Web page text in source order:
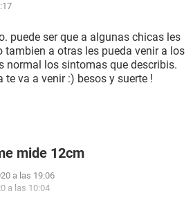
puede ser que a algunas chicas les
tambien a otras les pueda venir a los
normal los sintomas que describis.
te va a venir :) besos y suerte !
mide 12cm
a las 19:06
a las 10:04